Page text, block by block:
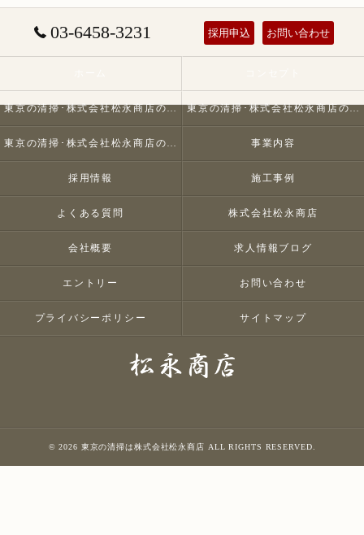
03-6458-3231 採用申込 お問い合わせ
東京の清掃･株式会社松永商店の口コミ情報 東京の清掃･株式会社松永商店の評判
東京の清掃･株式会社松永商店のお客様の声 事業内容
採用情報 施工事例
よくある質問 株式会社松永商店
会社概要 求人情報ブログ
エントリー お問い合わせ
プライバシーポリシー サイトマップ
© 2026 東京の清掃は株式会社松永商店 ALL RIGHTS RESERVED.